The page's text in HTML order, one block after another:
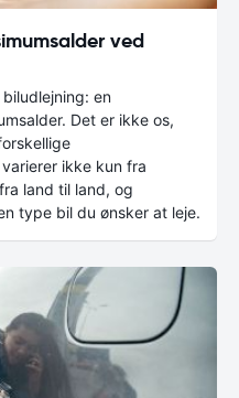
ved
en
Det er ikke os,
ikke kun fra
land til land, og
type bil du ønsker at leje.